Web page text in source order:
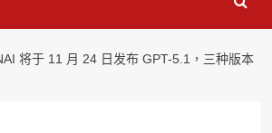
将于 11 月 24 日发布 GPT-5.1，三种版本